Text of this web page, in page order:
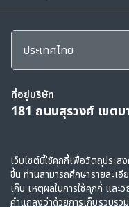
ประเทศไทย
ที่อยู่บริษัท
181 ถนนสุรวงศ์ เขต
สงวนลิขสิทธิ์ © 2568, กลุ่มบริษัทเ
กฎหมาย
ข้อตกลงการใช้|คำแถลงว่าด้วยก
เว็บไซต์นี้ใช้คุกกี้เพื่อวัตถุประส
ขึ้น ท่านสามารถศึกษารายละเ
เก็บ เหตุผลในการใช้คุกกี้ และ
คำแถลงว่าด้วยการเก็บรวบร